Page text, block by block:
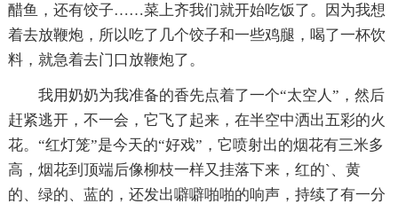
醋鱼，还有饺子……菜上齐我们就开始吃饭了。因为我想
着去放鞭炮，所以吃了几个饺子和一些鸡腿，喝了一杯饮
料，就急着去门口放鞭炮了。
我用奶奶为我准备的香先点着了一个“太空人”，然后
赶紧逃开，不一会，它飞了起来，在半空中洒出五彩的火
花。“红灯笼”是今天的“好戏”，它喷射出的烟花有三米多
高，烟花到顶端后像柳枝一样又挂落下来，红的`、黄
的、绿的、蓝的，还发出噼噼啪啪的响声，持续了有一分